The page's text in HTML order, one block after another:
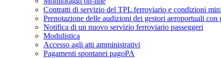
Contratti di servizio del TPL ferroviario e condizioni
Prenotazione delle audizioni dei gestori aeroportuali con
Notifica di un nuovo servizio ferroviario passeggeri
Modulistica
Accesso agli atti amministrativi
Pagamenti spontanei pagoPA